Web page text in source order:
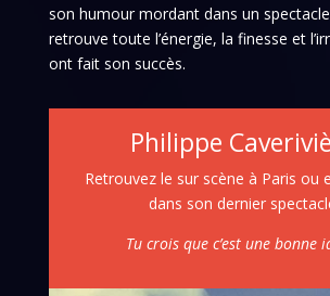
son humour mordant dans un spectacle
retrouve toute l’énergie, la finesse et
ont fait son succès.
Philippe
Retrouvez le sur scène à Paris ou
dans son dernier
Tu crois que c’est une bonne